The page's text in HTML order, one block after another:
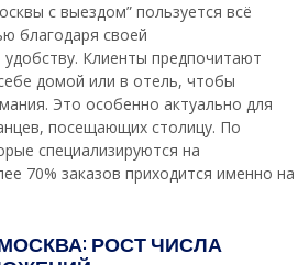
с выездом” пользуется всё
благодаря своей
Клиенты предпочитают
домой или в отель, чтобы
Это особенно актуально для
посещающих столицу. По
специализируются на
70% заказов приходится именно на
РОСТ ЧИСЛА